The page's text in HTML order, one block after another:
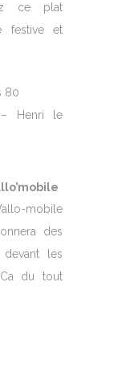
ce plat
festive et
80
Henri le
mobile
des
devant les
du tout